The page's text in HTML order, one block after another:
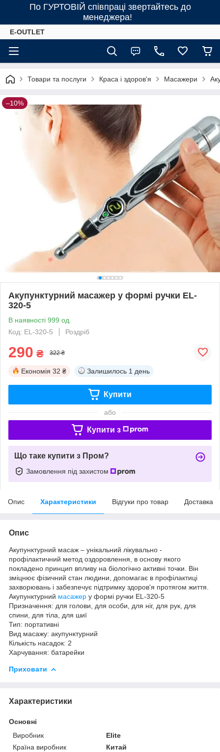
По ГУРТОВІЙ співпраці звертайтесь до
менеджера!
E-OUTLET
Товари та послуги Краса і здоров'я Масажери
–10%
Акупунктурний масажер у формі ручки EL-
320-5
В наявності 999 од.
Код: EL-320-5
Роздріб
290 ₴ 322 ₴
Економія 32 ₴ Залишилось 1 день
Купити
або
Купити з
Що таке купити з Пром?
Замовлення під захистом
Опис Характеристики Відгуки про товар Доставка
Опис
Акупунктурний масаж – унікальний лікувально -
профілактичний метод оздоровлення, в основу якого
покладено принцип впливу на біологічно активні точки. Він
зміцнює фізичний стан людини, допомагає в профілактиці
захворювань і забезпечує підтримку здоров'я протягом життя.
Акупунктурний масажер у формі ручки EL-320-5
Призначення: для голови, для особи, для ніг, для рук, для
спини, для тіла, для шиї
Тип: портативні
Вид масажу: акупунктурний
Кількість насадок: 2
Харчування: батарейки
Приховати
Характеристики
Основні
Виробник
Elite
Країна виробник
Китай